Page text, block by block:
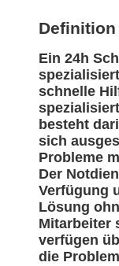
Ein 24h
schnelle
besteht
sich
Probleme
Der
Verfügung
Lösung
Mitarbeiter
verfügen
die